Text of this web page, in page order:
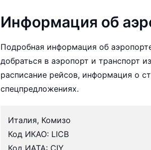
Информация об
Подробная информация об
добраться в аэропорт и транспорт
расписание рейсов, информация о
спецпредложениях.
Италия, Комизо
Код ИКАО: LICB
Код ИАТА: CIY